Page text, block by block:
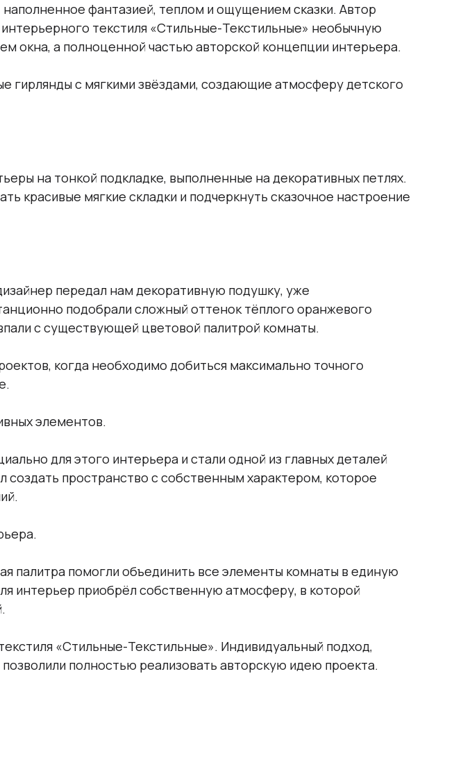
фантазией, теплом и ощущением сказки. Автор
текстиля «Стильные-Текстильные» необычную
окна, а полноценной частью авторской концепции интерьера.
гирлянды с мягкими звёздами, создающие атмосферу детского
на тонкой подкладке, выполненные на декоративных петлях.
красивые мягкие складки и подчеркнуть сказочное настроение
передал нам декоративную подушку, уже
подобрали сложный оттенок тёплого оранжевого
с существующей цветовой палитрой комнаты.
когда необходимо добиться максимально точного
элементов.
для этого интерьера и стали одной из главных деталей
пространство с собственным характером, которое
палитра помогли объединить все элементы комнаты в единую
интерьер приобрёл собственную атмосферу, в которой
«Стильные-Текстильные». Индивидуальный подход,
полностью реализовать авторскую идею проекта.